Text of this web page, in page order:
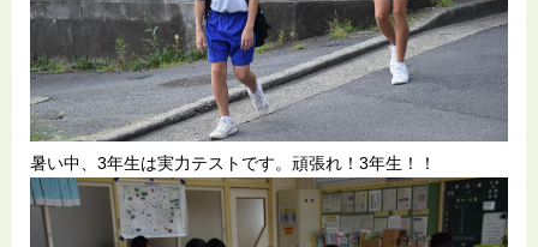
暑い中、3年生は実力テストです。頑張れ！3年生！！